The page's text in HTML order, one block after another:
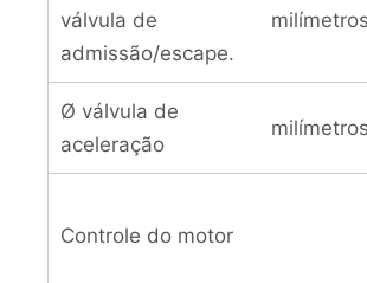
válvula de
admissão/escape.
milímetros
Ø válvula de
aceleração
milímetros
Controle do motor